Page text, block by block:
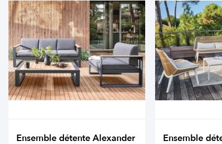
Ensemble détente Alexander
Ensemble